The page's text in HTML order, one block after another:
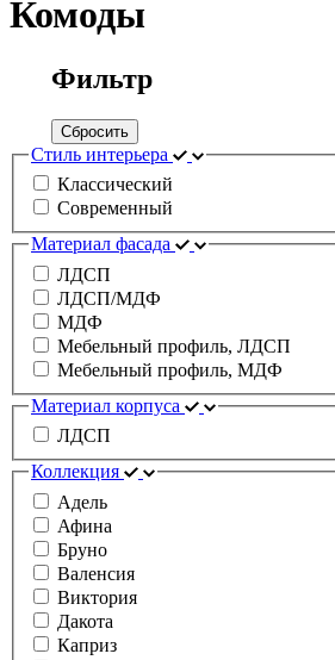
Комоды
Фильтр
Сбросить
Стиль интерьера
Классический
Современный
Материал фасада
ЛДСП
ЛДСП/МДФ
МДФ
Мебельный профиль, ЛДСП
Мебельный профиль, МДФ
Материал корпуса
ЛДСП
Коллекция
Адель
Афина
Бруно
Валенсия
Виктория
Дакота
Каприз